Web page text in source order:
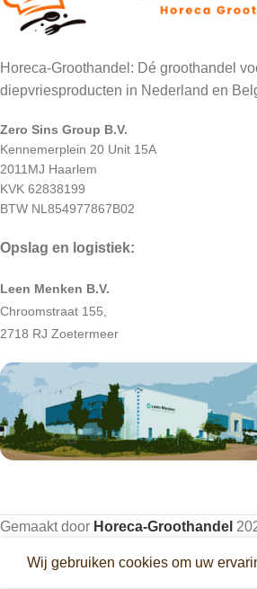
Horeca-Groothandel: Dé groothandel
diepvriesproducten in Nederland en
Zero Sins Group B.V.
Kennemerplein 20 Unit 15A
2011MJ Haarlem
KVK 62838199
BTW NL854977867B02
Opslag en logistiek:
Leen Menken B.V.
Chroomstraat 155,
2718 RJ Zoetermeer
Gemaakt door Horeca-Groothandel
Wij gebruiken cookies om uw